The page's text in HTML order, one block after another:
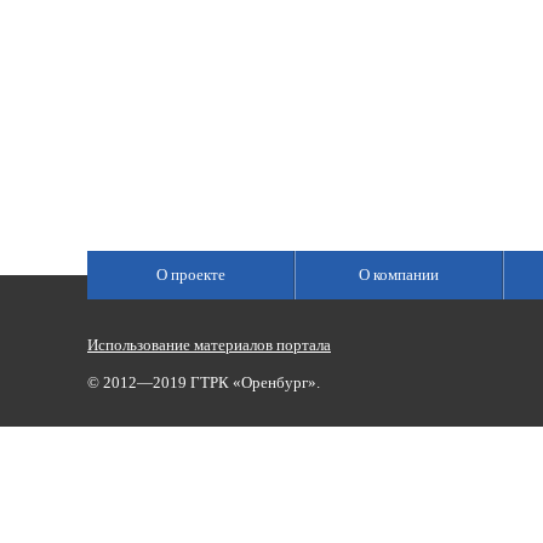
О проекте О компании
Использование материалов портала
© 2012—2019 ГТРК «Оренбург».
Сетевое издание «Государственный Интернет-Канал «Россия»